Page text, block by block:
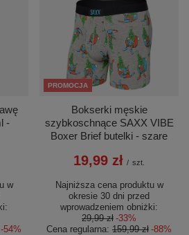
-
w
-54%
PROMOCJA
Bokserki męskie
szybkoschnące SAXX VIBE
Boxer Brief butelki - szare
19,99 zł / szt.
Najniższa cena produktu w
okresie 30 dni przed
wprowadzeniem obniżki:
29,99 zł -33%
Cena regularna: 159,99 zł -88%